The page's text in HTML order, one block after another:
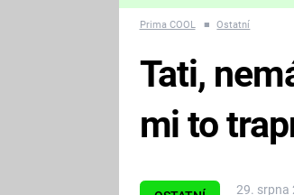
nejvíc
Prima COOL ■ Ostatní
29. srpna
Tati,
mi to